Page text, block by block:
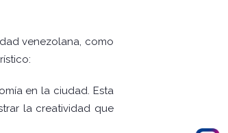
venezolana, como
en la ciudad. Esta
la creatividad que